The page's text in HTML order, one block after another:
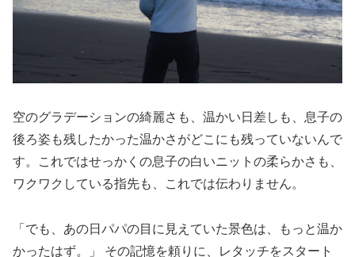
空のグラデーションの綺麗さも、温かい日差しも、息子の
後ろ姿も残したかった温かさがどこにも残っていないんで
す。これではせっかくの息子の白いニットの柔らかさも、
ワクワクしている指先も、これでは伝わりません。
「でも、あの日パパの目に見えていた景色は、もっと温か
かったはず。」 その記憶を頼りに、レタッチをスタート